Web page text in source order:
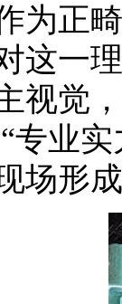
畸口
这一
视觉
专业
场形